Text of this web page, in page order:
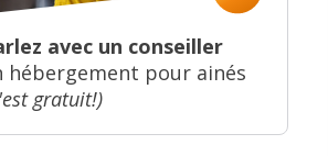
avec un conseiller
hébergement pour ainés
gratuit!)